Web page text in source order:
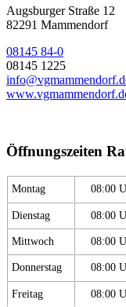
Augsburger Straße 12
82291 Mammendorf
08145 84-0
08145 1225
Öffnungszeiten
Montag 08:00
Dienstag 08:00
Mittwoch 08:00
Donnerstag 08:00
Freitag 08:00